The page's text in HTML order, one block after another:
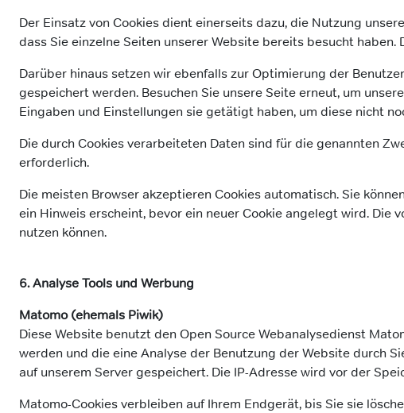
Der Einsatz von Cookies dient einerseits dazu, die Nutzung
dass Sie einzelne Seiten unserer Website bereits besucht
Darüber hinaus setzen wir ebenfalls zur Optimierung der
gespeichert werden. Besuchen Sie unsere Seite erneut, um
Eingaben und Einstellungen sie getätigt haben, um diese nicht
Die durch Cookies verarbeiteten Daten sind für die genannten
erforderlich.
Die meisten Browser akzeptieren Cookies automatisch. Sie
ein Hinweis erscheint, bevor ein neuer Cookie angelegt wird. Die
nutzen können.
6. Analyse Tools und Werbung
Matomo (ehemals Piwik)
Diese Website benutzt den Open Source Webanalysedienst
werden und die eine Analyse der Benutzung der Website durch
auf unserem Server gespeichert. Die IP-Adresse wird vor der
Matomo-Cookies verbleiben auf Ihrem Endgerät, bis Sie sie